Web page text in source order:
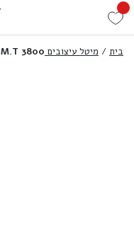
בית / מיטל עיצובים MT M.T 3800 פן מייבש שיער | מיטל עיצובים